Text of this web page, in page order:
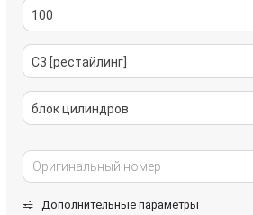
100
С3 [рестайлинг]
блок цилиндров
Дополнительные параметры